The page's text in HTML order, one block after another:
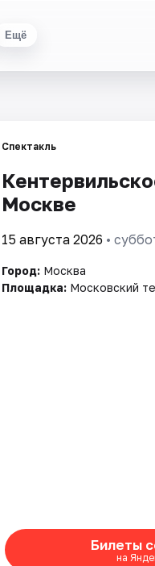
Ещё
Спектакль
Москве
15 августа 2026 •
Город: Москва
Площадка: Московский
Билеты
на